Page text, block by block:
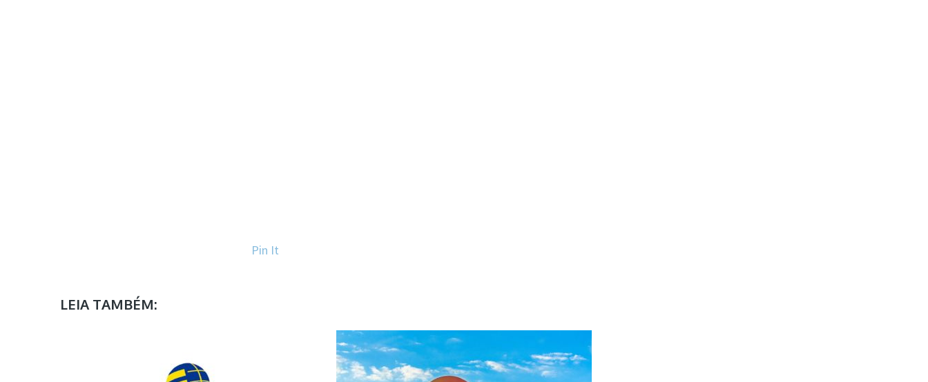
Pin It
LEIA TAMBÉM: